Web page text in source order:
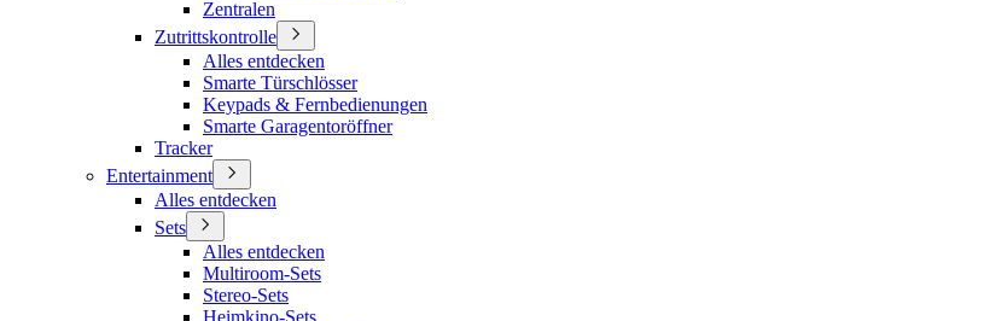
Zentralen
Zutrittskontrolle
Alles entdecken
Smarte Türschlösser
Keypads & Fernbedienungen
Smarte Garagentoröffner
Tracker
Entertainment
Alles entdecken
Sets
Alles entdecken
Multiroom-Sets
Stereo-Sets
Heimkino-Sets